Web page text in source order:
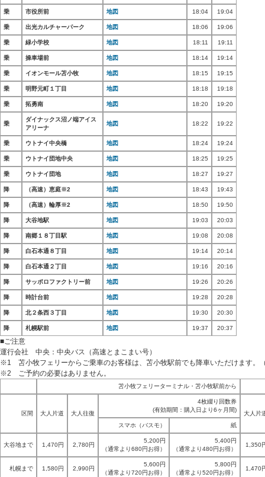
乗 市役所前 地図 18:04 19:04
乗 出光カルチャーパーク 地図 18:06 19:06
乗 緑小学校 地図 18:11 19:11
乗 操車場前 地図 18:14 19:14
乗 イオンモール苫小牧 地図 18:15 19:15
乗 明野元町１丁目 地図 18:18 19:18
乗 拓勇南 地図 18:20 19:20
乗
ダイナックス沼ノ端アイス
アリーナ
地図 18:22 19:22
乗 ウトナイ中央橋 地図 18:24 19:24
乗 ウトナイ団地中央 地図 18:25 19:25
乗 ウトナイ団地 地図 18:27 19:27
降 （高速）恵庭※2 地図 18:43 19:43
降 （高速）輪厚※2 地図 18:50 19:50
降 大谷地駅 地図 19:03 20:03
降 南郷１８丁目駅 地図 19:08 20:08
降 白石本通８丁目 地図 19:14 20:14
降 白石本通２丁目 地図 19:16 20:16
降 サッポロファクトリー前 地図 19:26 20:26
降 時計台前 地図 19:28 20:28
降 北２条西３丁目 地図 19:30 20:30
降 札幌駅前 地図 19:37 20:37
■ご注意
運行会社 中央：中央バス（高速とまこまい号）
※1 苫小牧フェリーからご乗車のお客様は、苫小牧駅前でも降車いただけます。
※2 ご予約の必要はありません。
苫小牧フェリーターミナル・苫小牧駅前から
区間 大人片道 大人往復
4枚綴り回数券
(有効期間：購入日より6ヶ月間)
大人片
スマホ（バスモ）
紙
大谷地まで 1,470円 2,780円
5,200円
（通常より680円お得）
5,400円
（通常より480円お得）
1,350
札幌まで 1,580円 2,990円
5,600円
（通常より720円お得）
5,800円
（通常より520円お得）
1,470